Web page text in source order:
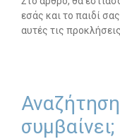
-- Συμβουλευτική
-- Ειδική Αγωγή
Δωρεάν Υλικό
-- Ασκήσεις
εσάς και το παιδί
αυτές τις
συμβαίνει;